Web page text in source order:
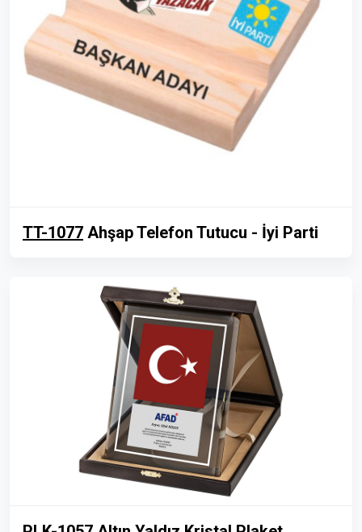
TT-1077 Ahşap Telefon Tutucu - İyi Parti